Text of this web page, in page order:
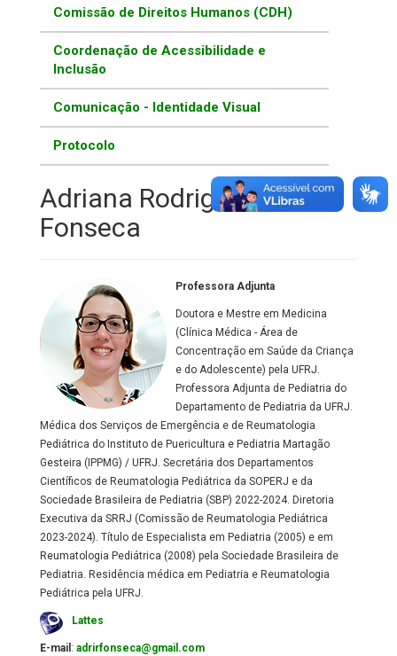
Comissão de Direitos Humanos (CDH)
Coordenação de Acessibilidade e
Inclusão
Comunicação - Identidade Visual
Protocolo
Adriana Rodrigues
Fonseca
Professora Adjunta
Doutora e Mestre em Medicina
(Clínica Médica - Área de
Concentração em Saúde da Criança
e do Adolescente) pela UFRJ.
Professora Adjunta de Pediatria do
Departamento de Pediatria da UFRJ.
Médica dos Serviços de Emergência e de Reumatologia
Pediátrica do Instituto de Puericultura e Pediatria Martagão
Gesteira (IPPMG) / UFRJ. Secretária dos Departamentos
Científicos de Reumatologia Pediátrica da SOPERJ e da
Sociedade Brasileira de Pediatria (SBP) 2022-2024. Diretoria
Executiva da SRRJ (Comissão de Reumatologia Pediátrica
2023-2024). Título de Especialista em Pediatria (2005) e em
Reumatologia Pediátrica (2008) pela Sociedade Brasileira de
Pediatria. Residência médica em Pediatria e Reumatologia
Pediátrica pela UFRJ.
Lattes
E-mail : adrirfonseca@gmail.com